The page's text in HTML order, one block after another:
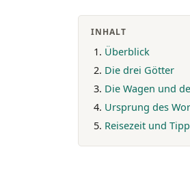
INHALT
Überblick
Die drei Götter
Die Wagen und
Ursprung des
Reisezeit und